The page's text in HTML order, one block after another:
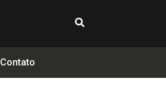
Contato